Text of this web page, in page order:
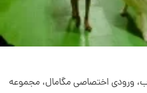
ورودی اختصاصی مگامال، مجموعه